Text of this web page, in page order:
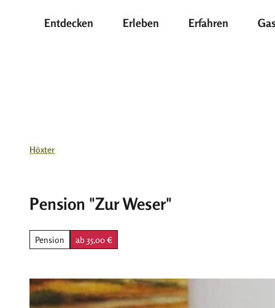
Entdecken Erleben Erfahren
Höxter
Pension "Zur Weser"
Pension ab 35,00 €